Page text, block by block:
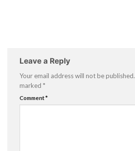
Leave a Reply
Your email address will not be published.
marked *
Comment*